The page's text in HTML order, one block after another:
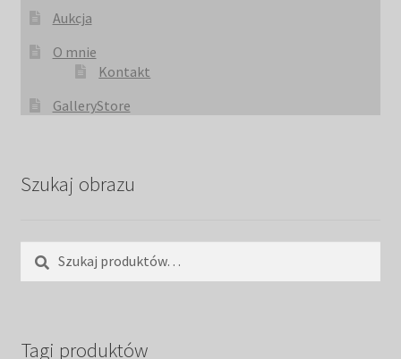
Aukcja
O mnie
Kontakt
GalleryStore
Szukaj obrazu
Szukaj:
Szukaj
Tagi produktów